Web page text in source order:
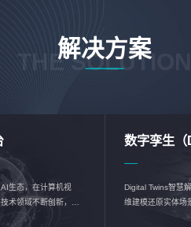
解决方案
THE SOLUTION
生态，在计算机视
术领域不断创新，持
能力开放
数字孪生（
Digital Twins智慧
维建模还原实体场
现，使用户对关